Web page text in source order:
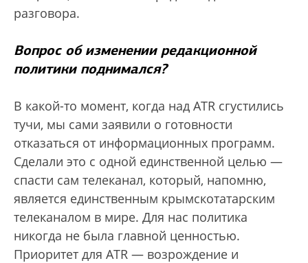
разговора.
Вопрос об изменении редакционной
политики поднимался?
В какой-то момент, когда над ATR сгустились
тучи, мы сами заявили о готовности
отказаться от информационных программ.
Сделали это с одной единственной целью —
спасти сам телеканал, который, напомню,
является единственным крымскотатарским
телеканалом в мире. Для нас политика
никогда не была главной ценностью.
Приоритет для ATR — возрождение и